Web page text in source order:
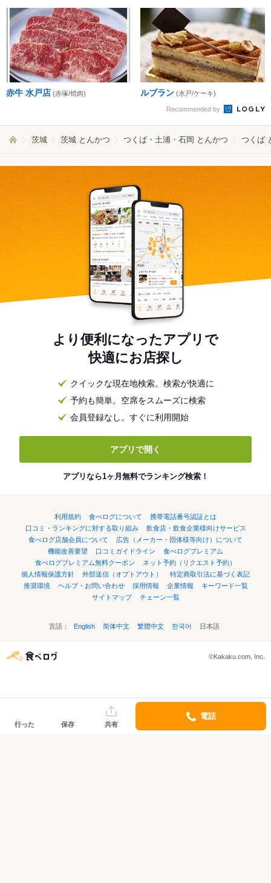
赤牛 水戸店 (赤塚/焼肉) ルブラン (水戸/ケーキ)
Recommended by
茨城 茨城 とんかつ つくば・土浦・石岡 とんかつ つくば
より便利になったアプリで
快適にお店探し
クイックな現在地検索。検索が快適に
予約も簡単。空席をスムーズに検索
会員登録なし。すぐに利用開始
アプリで開く
アプリなら1ヶ月無料でランキング検索！
利用規約 食べログについて
携帯電話番号認証とは
口コミ・ランキングに対する取り組み
飲食店・飲食企業様向けサービス
食べログ店舗会員について
広告（メーカー・団体様等向け）について
機能改善要望
口コミガイドライン
食べログプレミアム
食べログプレミアム無料クーポン
ネット予約（リクエスト予約）
個人情報保護方針
外部送信（オプトアウト）
特定商取引法に基づく表記
推奨環境
ヘルプ・お問い合わせ 採用情報 企業情報
キーワード一覧
サイトマップ
チェーン一覧
言語： English 简体中文 繁體中文 한국어 日本語
©Kakaku.com, Inc.
行った 保存 共有
電話